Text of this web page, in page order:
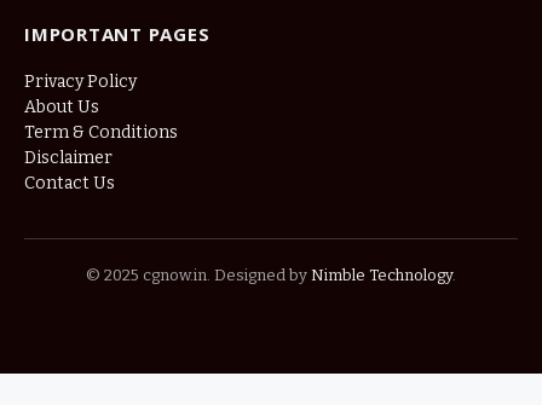
IMPORTANT PAGES
Privacy Policy
About Us
Term & Conditions
Disclaimer
Contact Us
© 2025 cgnow.in. Designed by Nimble Technology.